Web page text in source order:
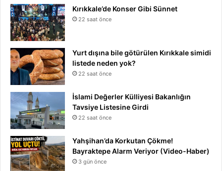
Kırıkkale’de Konser Gibi Sünnet
22 saat önce
Yurt dışına bile götürülen Kırıkkale simidi
listede neden yok?
22 saat önce
İslami Değerler Külliyesi Bakanlığın
Tavsiye Listesine Girdi
22 saat önce
Yahşihan’da Korkutan Çökme!
Bayraktepe Alarm Veriyor (Video-Haber)
3 gün önce